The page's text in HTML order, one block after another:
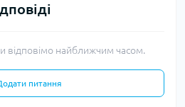
відповімо найближчим часом.
питання